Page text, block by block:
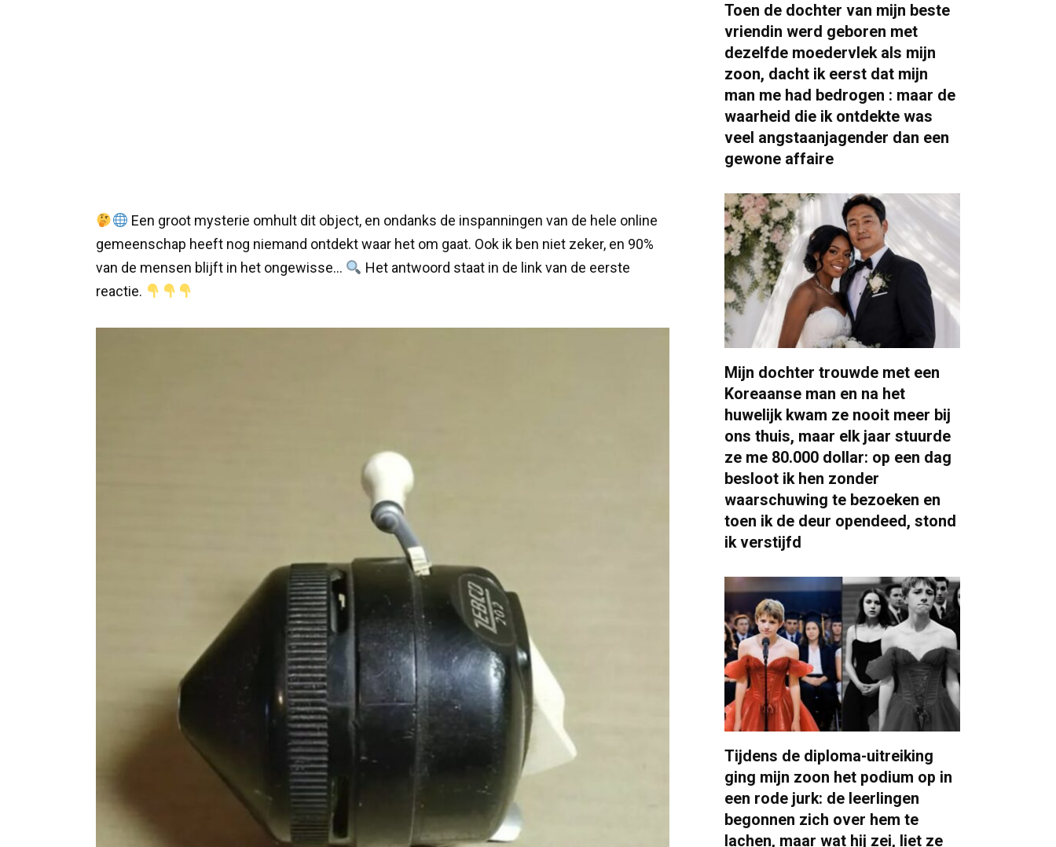
Een groot mysterie omhult dit object, en ondanks de inspanningen van de hele online
gemeenschap heeft nog niemand ontdekt waar het om gaat. Ook ik ben niet zeker, en 90%
van de mensen blijft in het ongewisse…
Het antwoord staat in de link van de eerste
reactie.
Toen de dochter van mijn beste
vriendin werd geboren met
dezelfde moedervlek als mijn
zoon, dacht ik eerst dat mijn
man me had bedrogen : maar de
waarheid die ik ontdekte was
veel angstaanjagender dan een
gewone affaire
Mijn dochter trouwde met een
Koreaanse man en na het
huwelijk kwam ze nooit meer bij
ons thuis, maar elk jaar stuurde
ze me 80.000 dollar: op een dag
besloot ik hen zonder
waarschuwing te bezoeken en
toen ik de deur opendeed, stond
ik verstijfd
Tijdens de diploma-uitreiking
ging mijn zoon het podium op in
een rode jurk: de leerlingen
begonnen zich over hem te
lachen, maar wat hij zei, liet ze